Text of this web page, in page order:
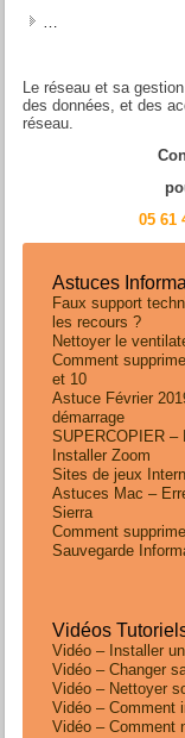
Le réseau et sa
des données, et des
réseau.
05 61
Astuces
Faux support
les recours ?
Nettoyer le
Comment
et 10
Astuce Février
démarrage
SUPERCOPIER –
Installer Zoom
Sites de jeux
Astuces Mac –
Sierra
Comment
Sauvegarde
Vidéos
Vidéo – Installer
Vidéo – Changer
Vidéo – Nettoyer
Vidéo – Comment
Vidéo – Comment